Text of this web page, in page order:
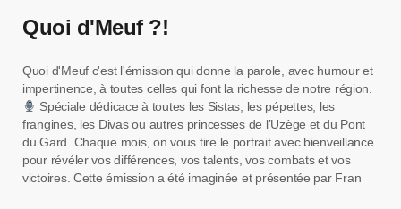
Quoi d'Meuf ?!
Quoi d'Meuf c'est l'émission qui donne la parole, avec humour et
impertinence, à toutes celles qui font la richesse de notre région.
Spéciale dédicace à toutes les Sistas, les pépettes, les
frangines, les Divas ou autres princesses de l’Uzège et du Pont
du Gard. Chaque mois, on vous tire le portrait avec bienveillance
pour révéler vos différences, vos talents, vos combats et vos
victoires. Cette émission a été imaginée et présentée par Fran